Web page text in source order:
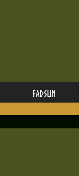
Fadsum